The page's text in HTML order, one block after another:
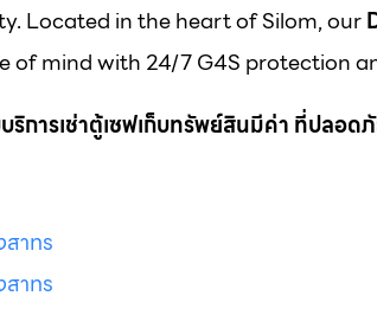
Located in the heart of Silom, our
of mind with 24/7 G4S protection
ริการเช่าตู้เซฟเก็บทรัพย์สินมีค่า ที่ปลอ
าทร
าทร